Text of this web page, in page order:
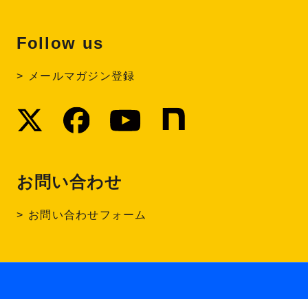
Follow us
メールマガジン登録
お問い合わせ
お問い合わせフォーム